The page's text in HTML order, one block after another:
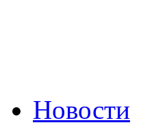
Новости